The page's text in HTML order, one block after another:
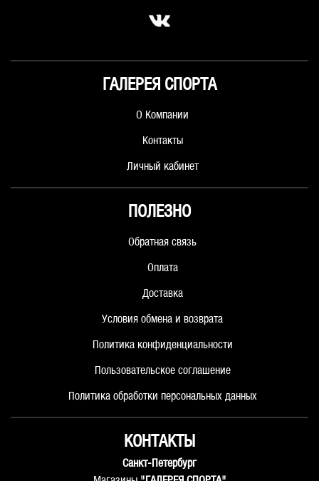
ГАЛЕРЕЯ СПОРТА
О Компании
Контакты
Личный кабинет
ПОЛЕЗНО
Обратная связь
Оплата
Доставка
Условия обмена и возврата
Политика конфиденциальности
Пользовательское соглашение
Политика обработки персональных данных
КОНТАКТЫ
Санкт-Петербург